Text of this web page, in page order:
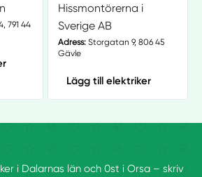
791 44
Hissmontörerna i
Sverige AB
Adress:Storgatan 9, 806 45
Gävle
Lägg till elektriker
i Dalarnas län och 0st i Orsa – skriv